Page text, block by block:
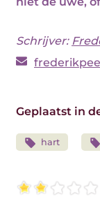
Schrijver:
Geplaatst in
hart